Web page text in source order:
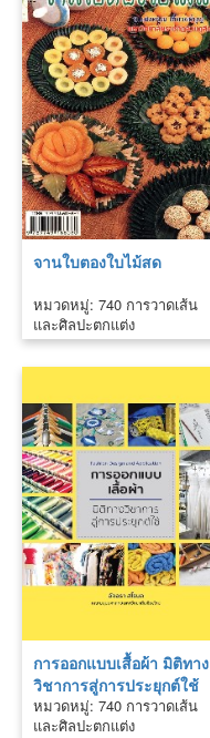
จานใบตองใบไม้สด
หมวดหมู่: 740 การวาดเส้น
และศิลปะตกแต่ง
การออกแบบเสื้อผ้า มิติทาง
วิชาการสู่การประยุกต์ใช้
หมวดหมู่: 740 การวาดเส้น
และศิลปะตกแต่ง